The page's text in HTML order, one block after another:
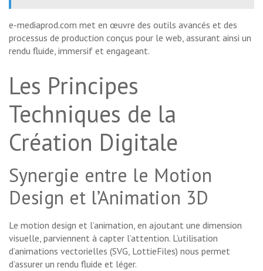
e-mediaprod.com met en œuvre des outils avancés et des
processus de production conçus pour le web, assurant ainsi un
rendu fluide, immersif et engageant.
Les Principes
Techniques de la
Création Digitale
Synergie entre le Motion
Design et l’Animation 3D
Le motion design et l’animation, en ajoutant une dimension
visuelle, parviennent à capter l’attention. L’utilisation
d’animations vectorielles (SVG, LottieFiles) nous permet
d’assurer un rendu fluide et léger.